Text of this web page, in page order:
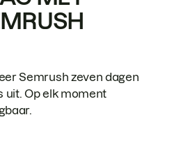
Semrush zeven dagen
uit. Op elk moment